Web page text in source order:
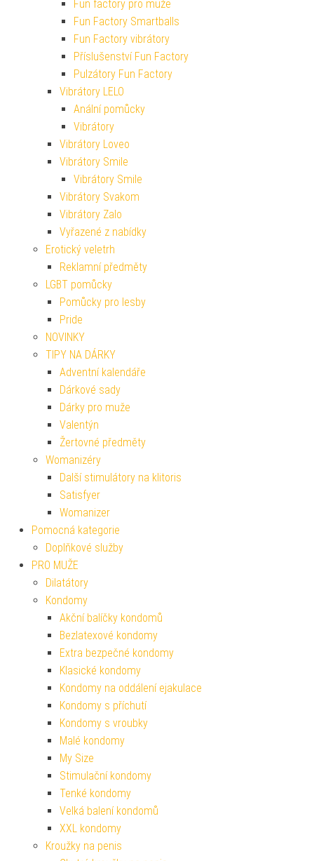
Fun factory pro muže
Fun Factory Smartballs
Fun Factory vibrátory
Příslušenství Fun Factory
Pulzátory Fun Factory
Vibrátory LELO
Anální pomůcky
Vibrátory
Vibrátory Loveo
Vibrátory Smile
Vibrátory Smile
Vibrátory Svakom
Vibrátory Zalo
Vyřazené z nabídky
Erotický veletrh
Reklamní předměty
LGBT pomůcky
Pomůcky pro lesby
Pride
NOVINKY
TIPY NA DÁRKY
Adventní kalendáře
Dárkové sady
Dárky pro muže
Valentýn
Žertovné předměty
Womanizéry
Další stimulátory na klitoris
Satisfyer
Womanizer
Pomocná kategorie
Doplňkové služby
PRO MUŽE
Dilatátory
Kondomy
Akční balíčky kondomů
Bezlatexové kondomy
Extra bezpečné kondomy
Klasické kondomy
Kondomy na oddálení ejakulace
Kondomy s příchutí
Kondomy s vroubky
Malé kondomy
My Size
Stimulační kondomy
Tenké kondomy
Velká balení kondomů
XXL kondomy
Kroužky na penis